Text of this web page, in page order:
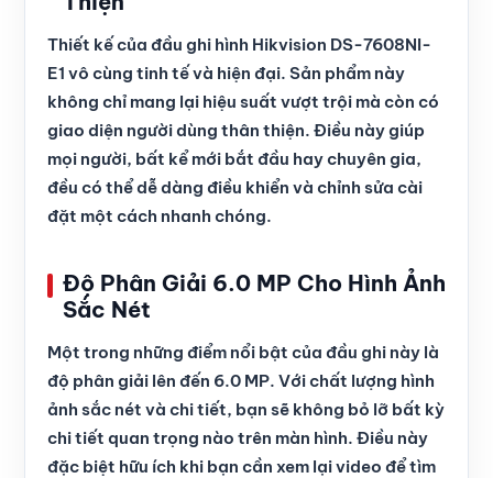
Thiết kế của đầu ghi hình Hikvision DS-7608NI-
E1 vô cùng tinh tế và hiện đại. Sản phẩm này
không chỉ mang lại hiệu suất vượt trội mà còn có
giao diện người dùng thân thiện. Điều này giúp
mọi người, bất kể mới bắt đầu hay chuyên gia,
đều có thể dễ dàng điều khiển và chỉnh sửa cài
đặt một cách nhanh chóng.
Độ Phân Giải 6.0 MP Cho Hình Ảnh
Sắc Nét
Một trong những điểm nổi bật của đầu ghi này là
độ phân giải lên đến 6.0 MP. Với chất lượng hình
ảnh sắc nét và chi tiết, bạn sẽ không bỏ lỡ bất kỳ
chi tiết quan trọng nào trên màn hình. Điều này
đặc biệt hữu ích khi bạn cần xem lại video để tìm